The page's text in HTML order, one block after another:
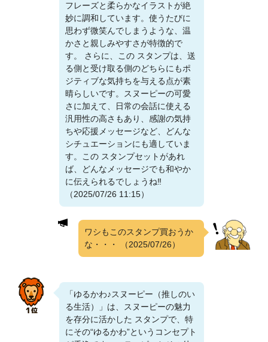
フレーズと柔らかなイラストが絶
妙に調和しています。使うたびに
思わず微笑んでしまうような、温
かさと親しみやすさが特徴的で
す。 さらに、この スタンプは、送
る側と受け取る側のどちらにもポ
ジティブな気持ちを与える点が素
晴らしいです。スヌーピーの可愛
さに加えて、日常の会話に使える
汎用性の高さもあり、感謝の気持
ちや応援メッセージなど、どんな
シチュエーションにも適していま
す。この スタンプセットがあれ
ば、どんなメッセージでも和やか
に伝えられるでしょうね‼️
（2025/07/26 11:15）
ワシもこのスタンプ買おうか
な・・・
（2025/07/26）
「ゆるかわ♪スヌーピー（推しのい
る生活）」は、スヌーピーの魅力
を存分に活かした スタンプで、特
にその“ゆるかわ”というコンセプト